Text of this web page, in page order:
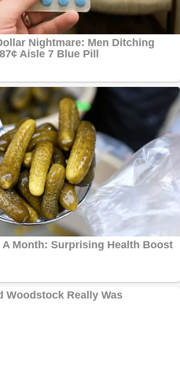
trecut la Domnul
Anchetă incendiară
la Gherla, polițist
acuzat de abuz în
serviciu
Covid-19: 755 de
cazuri noi în
România
metale